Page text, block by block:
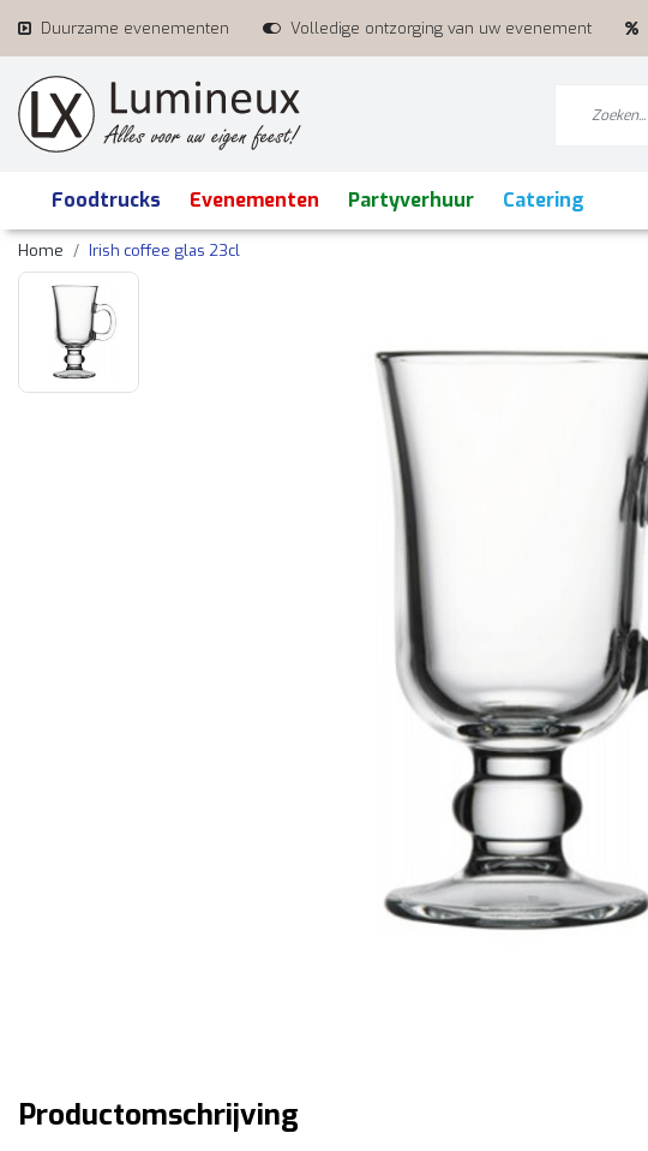
Duurzame evenementen Volledige ontzorging van uw evenement
Foodtrucks Evenementen Partyverhuur Catering
Home Irish coffee glas 23cl
Productomschrijving